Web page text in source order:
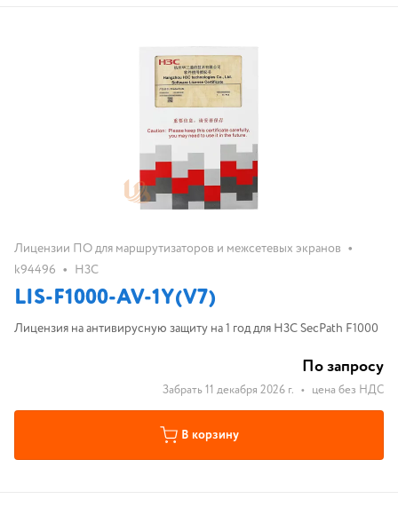
Лицензии ПО для маршрутизаторов и межсетевых экранов •
k94496 • H3C
LIS-F1000-AV-1Y(V7)
Лицензия на антивирусную защиту на 1 год для H3C SecPath F1000
По запросу
Забрать 11 декабря 2026 г. • цена без НДС
В корзину